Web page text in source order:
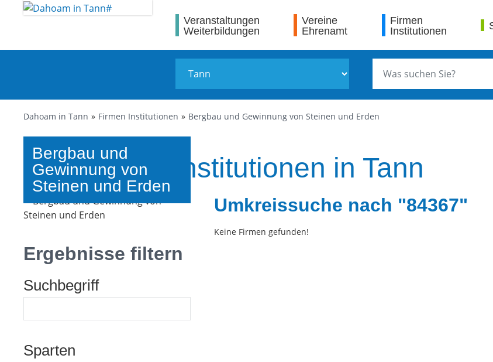
Veranstaltungen
Weiterbildungen
Vereine
Ehrenamt
Firmen
Institutionen
Dahoam in Tann Firmen Institutionen Bergbau und Gewinnung von Steinen und Erden
Firmen und Institutionen in Tann
Bergbau und
Gewinnung von
Steinen und Erden
Ergebnisse filtern
Suchbegriff
Sparten
Umkreissuche nach "84367"
Keine Firmen gefunden!